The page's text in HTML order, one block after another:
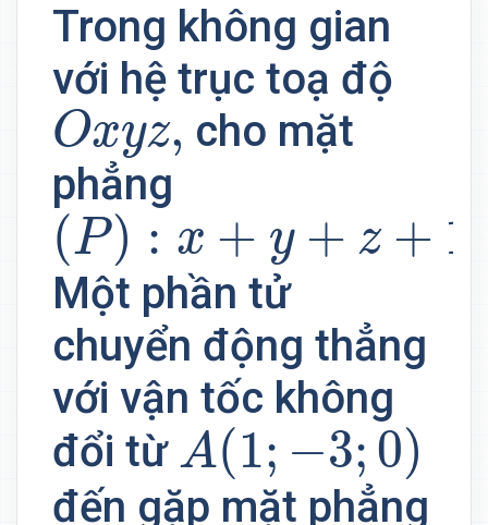
Trong không gian
với hệ trục toạ độ
Oxyz,
Oxyz, cho mặt
phẳng
(P) : x + y + z + 1
(P):x+y + + 1 0.
Một phần tử
chuyển động thẳng
với vận tốc không
đổi từ A(1; −3; 0)
A(1; −3;0)
đến gặp mặt phẳng